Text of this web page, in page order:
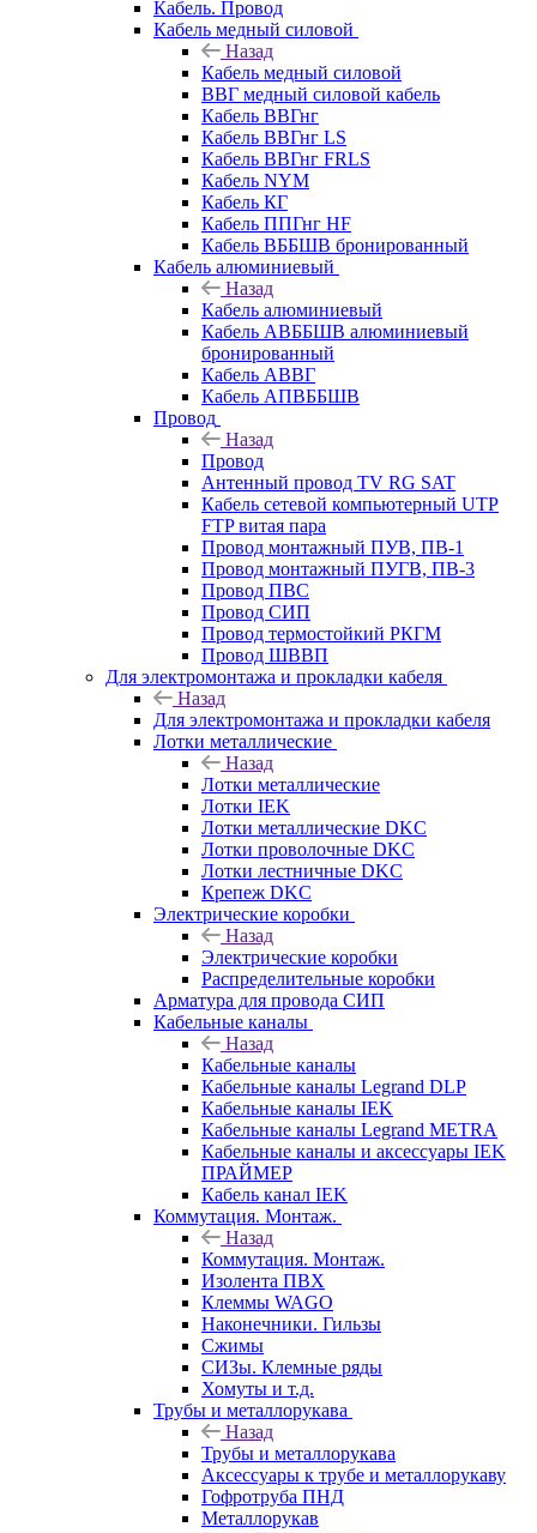
Кабель. Провод
Кабель медный силовой
Назад
Кабель медный силовой
ВВГ медный силовой кабель
Кабель ВВГнг
Кабель ВВГнг LS
Кабель ВВГнг FRLS
Кабель NYM
Кабель КГ
Кабель ППГнг HF
Кабель ВББШВ бронированный
Кабель алюминиевый
Назад
Кабель алюминиевый
Кабель АВББШВ алюминиевый
бронированный
Кабель АВВГ
Кабель АПВББШВ
Провод
Назад
Провод
Антенный провод TV RG SAT
Кабель сетевой компьютерный UTP
FTP витая пара
Провод монтажный ПУВ, ПВ-1
Провод монтажный ПУГВ, ПВ-3
Провод ПВС
Провод СИП
Провод термостойкий РКГМ
Провод ШВВП
Для электромонтажа и прокладки кабеля
Назад
Для электромонтажа и прокладки кабеля
Лотки металлические
Назад
Лотки металлические
Лотки IEK
Лотки металлические DKC
Лотки проволочные DKC
Лотки лестничные DKC
Крепеж DKC
Электрические коробки
Назад
Электрические коробки
Распределительные коробки
Арматура для провода СИП
Кабельные каналы
Назад
Кабельные каналы
Кабельные каналы Legrand DLP
Кабельные каналы IEK
Кабельные каналы Legrand METRA
Кабельные каналы и аксессуары IEK
ПРАЙМЕР
Кабель канал IEK
Коммутация. Монтаж.
Назад
Коммутация. Монтаж.
Изолента ПВХ
Клеммы WAGO
Наконечники. Гильзы
Сжимы
СИЗы. Клемные ряды
Хомуты и т.д.
Трубы и металлорукава
Назад
Трубы и металлорукава
Аксессуары к трубе и металлорукаву
Гофротруба ПНД
Металлорукав